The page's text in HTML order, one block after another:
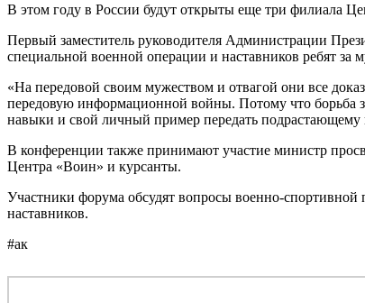
В этом году в России будут открыты еще три филиала
Первый заместитель руководителя Администрации
специальной военной операции и наставников ребят за
«На передовой своим мужеством и отвагой они все
передовую информационной войны. Потому что борьба
навыки и свой личный пример передать
В конференции также принимают участие министр
Центра «Воин» и курсанты.
Участники форума обсудят вопросы военно-спортивной
наставников.
#ак